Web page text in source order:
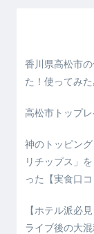
香川県高松市
た！使ってみ
高松市トップ
神のトッピン
リチップス」
った【実食口コ
【ホテル派必
ライブ後の大